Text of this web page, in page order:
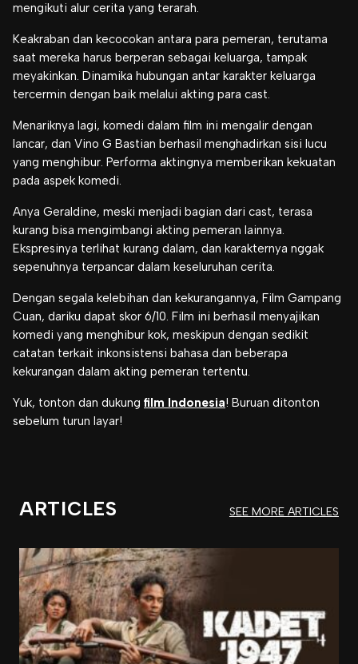
mengikuti alur cerita yang terarah.
Keakraban dan kecocokan antara para pemeran, terutama
saat mereka harus berperan sebagai keluarga, tampak
meyakinkan. Dinamika hubungan antar karakter keluarga
tercermin dengan baik melalui akting para cast.
Menariknya lagi, komedi dalam film ini mengalir dengan
lancar, dan Vino G Bastian berhasil menghadirkan sisi lucu
yang menghibur. Performa aktingnya memberikan kekuatan
pada aspek komedi.
Anya Geraldine, meski menjadi bagian dari cast, terasa
kurang bisa mengimbangi akting pemeran lainnya.
Ekspresinya terlihat kurang dalam, dan karakternya nggak
sepenuhnya terpancar dalam keseluruhan cerita.
Dengan segala kelebihan dan kekurangannya, Film Gampang
Cuan, dariku dapat skor 6/10. Film ini berhasil menyajikan
komedi yang menghibur kok, meskipun dengan sedikit
catatan terkait inkonsistensi bahasa dan beberapa
kekurangan dalam akting pemeran tertentu.
Yuk, tonton dan dukung film Indonesia! Buruan ditonton
sebelum turun layar!
ARTICLES SEE MORE ARTICLES